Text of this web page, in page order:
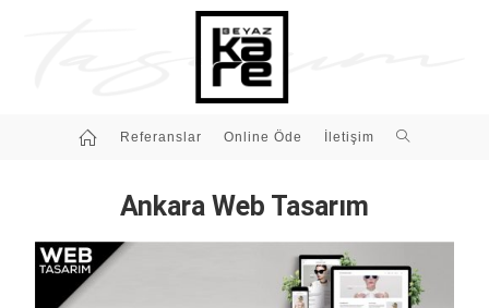
Referanslar Online Öde İletişim
Ankara Web Tasarım